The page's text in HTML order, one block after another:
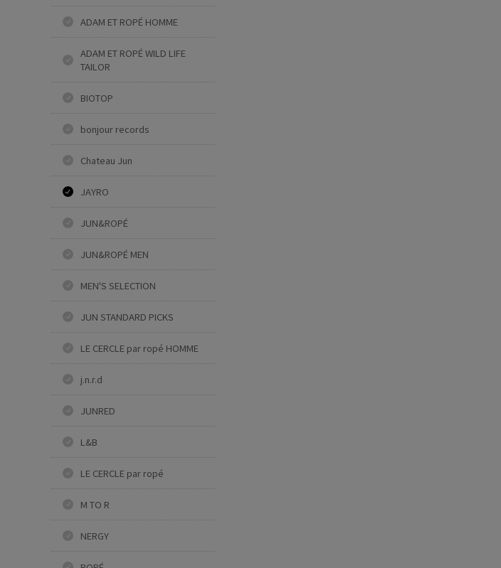
ADAM ET ROPÉ HOMME
ADAM ET ROPÉ WILD LIFE
TAILOR
BIOTOP
bonjour records
Chateau Jun
JAYRO
JUN&ROPÉ
JUN&ROPÉ MEN
MEN'S SELECTION
JUN STANDARD PICKS
LE CERCLE par ropé HOMME
j.n.r.d
JUNRED
L&B
LE CERCLE par ropé
M TO R
NERGY